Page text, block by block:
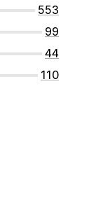
553
99
44
110